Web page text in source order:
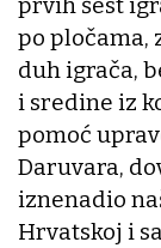
prvih šest
po pločama,
duh igrača,
i sredine iz
pomoć
Daruvara,
iznenadio
Hrvatskoj i